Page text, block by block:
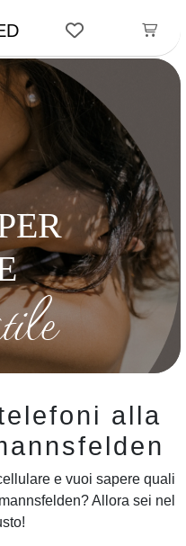
alla
e vuoi sapere quali
Allora sei nel